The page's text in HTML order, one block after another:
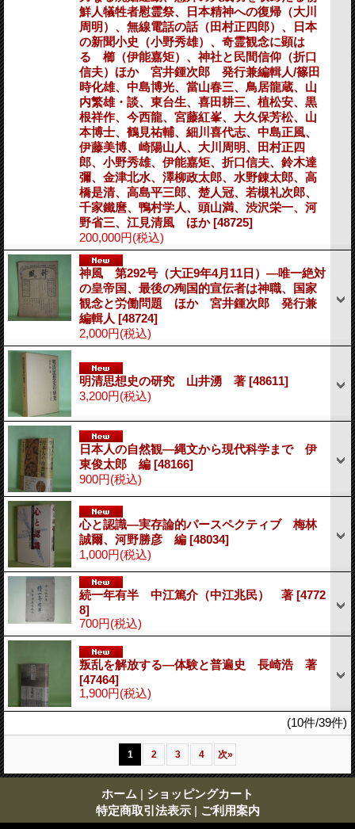
鮮人犠牲者慰霊祭、日本精神への復帰（大川
周明）、無線電話の話（田村正四郎）、日本
の新聞小史（小野秀雄）、奇霊観念に顕は
るゝ櫛（伊能嘉矩）、神社と民間信仰（折口
信夫）ほか 宮井鍾次郎 発行兼編輯人/篠田
時化雄、中島博光、當山春三、鳥居龍蔵、山
内繁雄・談、東台生、喜田耕三、植松安、黒
根祥作、今西龍、宮藤紅峯、大久保芳松、山
本博士、鶴見祐輔、細川喜代志、中島正風、
伊藤美博、崎陽山人、大川周明、田村正四
郎、小野秀雄、伊能嘉矩、折口信夫、鈴木達
彌、金津北水、澤柳政太郎、水野錬太郎、高
橋是清、高島平三郎、楚人冠、若槻礼次郎、
千家鐵麿、鴨村学人、頭山満、渋沢栄一、河
野省三、江見清風 ほか[48725]
200,000円(税込)
神風 第292号（大正9年4月11日）―唯一絶対
の皇帝国、最後の殉国的宣伝者は神職、国家
観念と労働問題 ほか 宮井鍾次郎 発行兼
編輯人 [48724]
2,000円(税込)
明清思想史の研究 山井湧 著 [48611]
3,200円(税込)
日本人の自然観―縄文から現代科学まで 伊
東俊太郎 編 [48166]
900円(税込)
心と認識―実存論的パースペクティブ 梅林
誠爾、河野勝彦 編 [48034]
1,000円(税込)
続一年有半 中江篤介（中江兆民） 著 [4772
8]
700円(税込)
叛乱を解放する―体験と普遍史 長崎浩 著
[47464]
1,900円(税込)
(10件/39件)
1 2 3 4 次»
ホーム | ショッピングカート
特定商取引法表示 | ご利用案内